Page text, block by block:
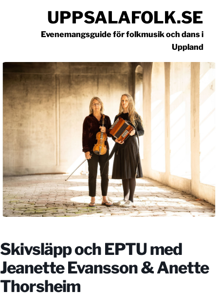
UPPSALAFOLK.SE
Evenemangsguide för folkmusik och dans i
Uppland
Skivsläpp och EPTU med
Jeanette Evansson & Anette
Thorsheim